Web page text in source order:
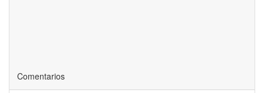
Comentarios